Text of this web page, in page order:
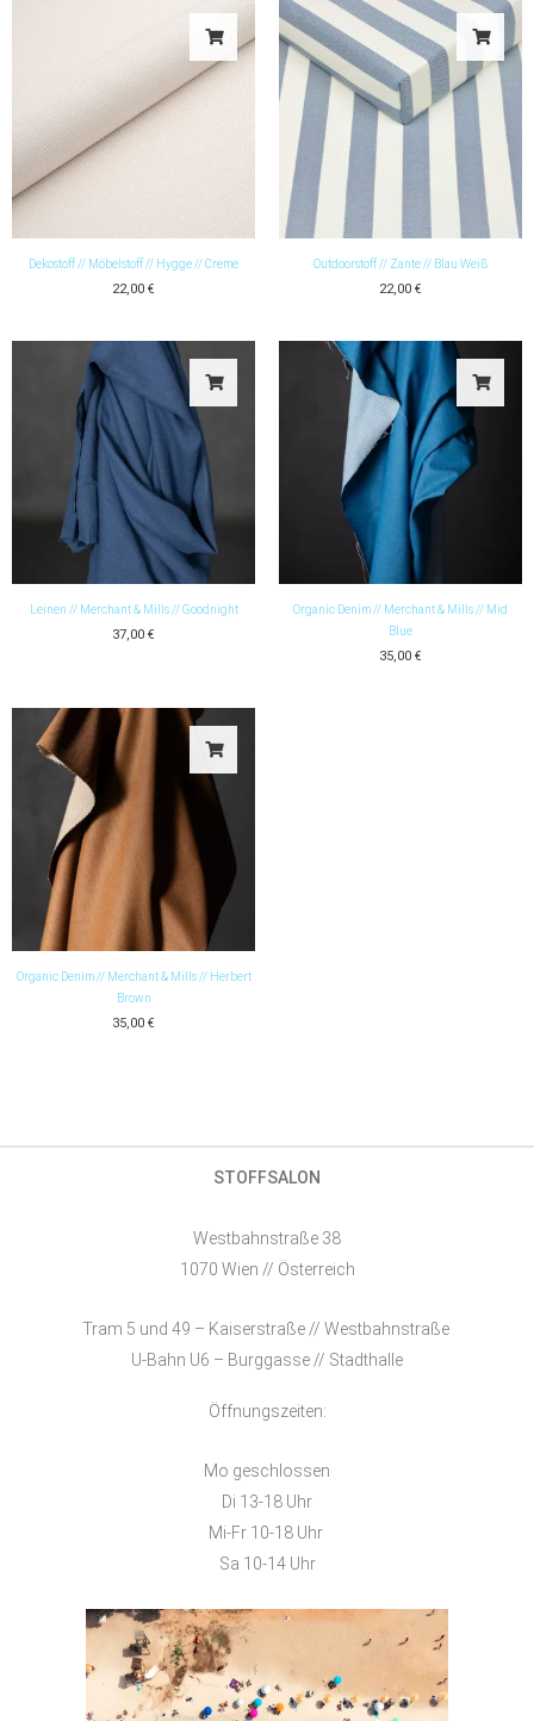
Dekostoff // Möbelstoff // Hygge // Creme
22,00 €
Outdoorstoff // Zante // Blau Weiß
22,00 €
Leinen // Merchant & Mills // Goodnight
37,00 €
Organic Denim // Merchant & Mills // Mid
Blue
35,00 €
Organic Denim // Merchant & Mills // Herbert
Brown
35,00 €
STOFFSALON
Westbahnstraße 38
1070 Wien // Österreich
Tram 5 und 49 – Kaiserstraße // Westbahnstraße
U-Bahn U6 – Burggasse // Stadthalle
Öffnungszeiten:
Mo geschlossen
Di 13-18 Uhr
Mi-Fr 10-18 Uhr
Sa 10-14 Uhr